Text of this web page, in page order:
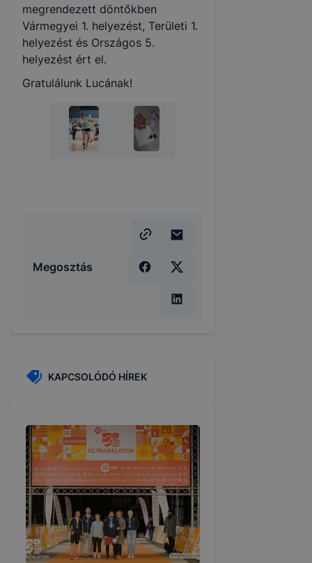
megrendezett döntőkben
Vármegyei 1. helyezést, Területi 1.
helyezést és Országos 5.
helyezést ért el.
Gratulálunk Lucának!
Megosztás
KAPCSOLÓDÓ HÍREK